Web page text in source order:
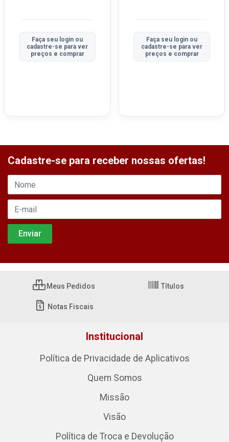
Faça seu login ou
cadastre-se para ver
preços e comprar
Faça seu login ou
cadastre-se para ver
preços e comprar
Cadastre-se para receber nossas ofertas!
Meus Pedidos Títulos
Notas Fiscais
Institucional
Política de Privacidade de Aplicativos
Quem Somos
Missão
Visão
Política de Troca e Devolução